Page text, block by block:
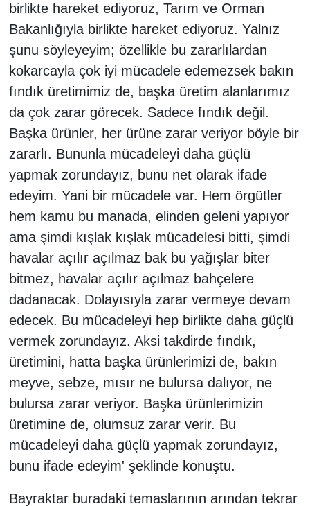
birlikte hareket ediyoruz, Tarım ve Orman
Bakanlığıyla birlikte hareket ediyoruz. Yalnız
şunu söyleyeyim; özellikle bu zararlılardan
kokarcayla çok iyi mücadele edemezsek bakın
fındık üretimimiz de, başka üretim alanlarımız
da çok zarar görecek. Sadece fındık değil.
Başka ürünler, her ürüne zarar veriyor böyle bir
zararlı. Bununla mücadeleyi daha güçlü
yapmak zorundayız, bunu net olarak ifade
edeyim. Yani bir mücadele var. Hem örgütler
hem kamu bu manada, elinden geleni yapıyor
ama şimdi kışlak kışlak mücadelesi bitti, şimdi
havalar açılır açılmaz bak bu yağışlar biter
bitmez, havalar açılır açılmaz bahçelere
dadanacak. Dolayısıyla zarar vermeye devam
edecek. Bu mücadeleyi hep birlikte daha güçlü
vermek zorundayız. Aksi takdirde fındık,
üretimini, hatta başka ürünlerimizi de, bakın
meyve, sebze, mısır ne bulursa dalıyor, ne
bulursa zarar veriyor. Başka ürünlerimizin
üretimine de, olumsuz zarar verir. Bu
mücadeleyi daha güçlü yapmak zorundayız,
bunu ifade edeyim' şeklinde konuştu.
Bayraktar buradaki temaslarının arından tekrar